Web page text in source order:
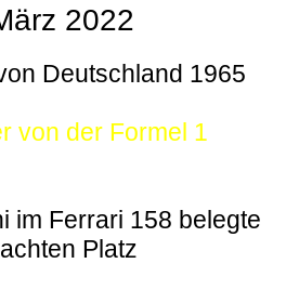
2022
Deutschland 1965
von der Formel 1
im Ferrari 158 belegte
Platz